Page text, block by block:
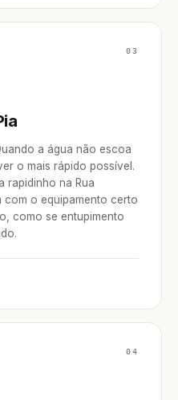
03
a água não escoa
o mais rápido possível.
rapidinho na Rua
com o equipamento certo
como se entupimento
04